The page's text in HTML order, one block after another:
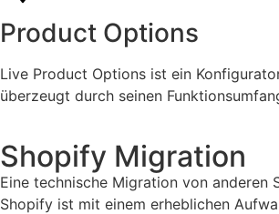
Product Options
Live Product Options ist ein
überzeugt durch seinen
Shopify Migration
Eine technische Migration von anderen
Shopify ist mit einem erheblichen